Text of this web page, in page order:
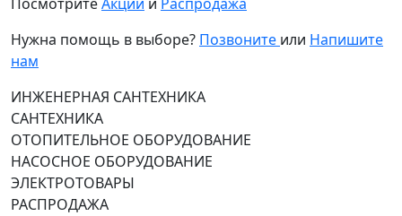
ПосмотритеАкции и Распродажа
Нужна помощь в выборе? Позвоните или Напишите
нам
ИНЖЕНЕРНАЯ САНТЕХНИКА
САНТЕХНИКА
ОТОПИТЕЛЬНОЕ ОБОРУДОВАНИЕ
НАСОСНОЕ ОБОРУДОВАНИЕ
ЭЛЕКТРОТОВАРЫ
РАСПРОДАЖА